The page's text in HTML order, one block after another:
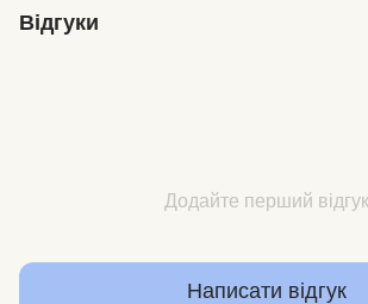
Відгуки
Додайте перший відгук
Написати відгук